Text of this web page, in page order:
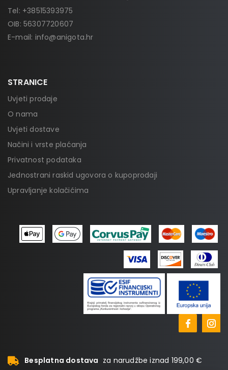
Tel: +38515393975
OIB: 56307720607
E-mail: info@anigota.hr
STRANICE
Uvjeti prodaje
O nama
Uvjeti dostave
Načini i vrste plaćanja
Privatnost podataka
Jednostrani raskid ugovora o kupoprodaji
Upravljanje kolačićima
Besplatna dostava za narudžbe iznad 199,00 €